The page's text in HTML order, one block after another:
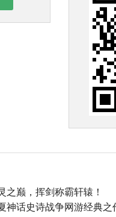
之巅，挥剑称霸轩辕！
神话史诗战争网游经典